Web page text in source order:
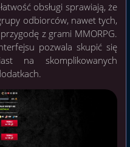
obsługi sprawiają, że
odbiorców, nawet tych,
z grami MMORPG.
pozwala skupić się
na skomplikowanych